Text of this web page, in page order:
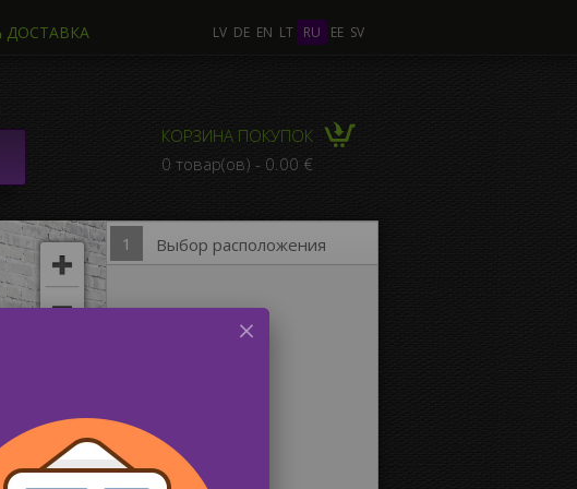
LV DE EN LT RU EE SV
ДОСТАВКА
КОРЗИНА ПОКУПОК
0 товар(ов) - 0.00 €
1 Выбор расположения
КОЛЛАЖ / КОМПОЗИЦИЯ из
нескольких Фото